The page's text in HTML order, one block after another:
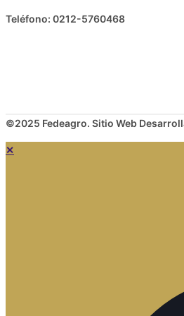
Teléfono: 0212-5760468
©2025 Fedeagro. Sitio Web
✕